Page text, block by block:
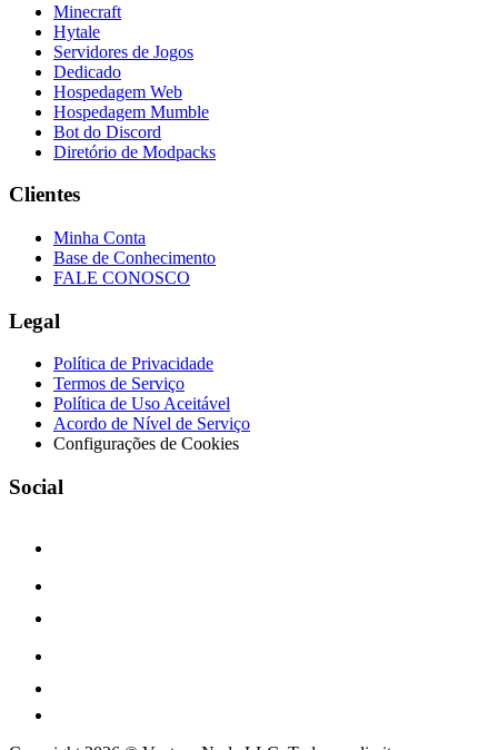
Minecraft
Hytale
Servidores de Jogos
Dedicado
Hospedagem Web
Hospedagem Mumble
Bot do Discord
Diretório de Modpacks
Clientes
Minha Conta
Base de Conhecimento
FALE CONOSCO
Legal
Política de Privacidade
Termos de Serviço
Política de Uso Aceitável
Acordo de Nível de Serviço
Configurações de Cookies
Social